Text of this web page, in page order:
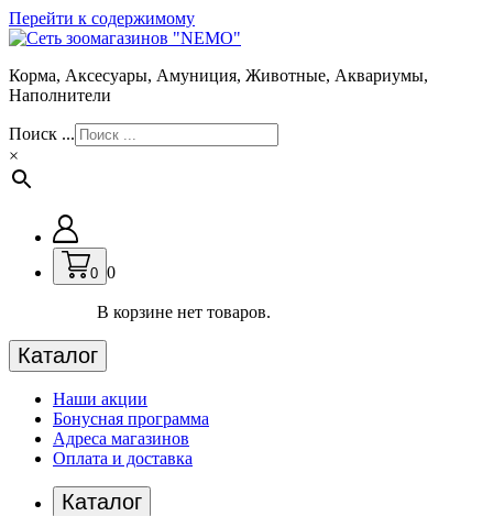
Перейти к содержимому
Корма, Аксесуары, Амуниция, Животные, Аквариумы,
Наполнители
Поиск ...
×
0 0
В корзине нет товаров.
Каталог
Наши акции
Бонусная программа
Адреса магазинов
Оплата и доставка
Каталог